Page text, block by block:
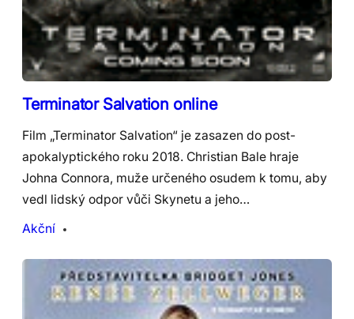
Terminator Salvation online
Film „Terminator Salvation“ je zasazen do post-
apokalyptického roku 2018. Christian Bale hraje
Johna Connora, muže určeného osudem k tomu, aby
vedl lidský odpor vůči Skynetu a jeho…
Akční